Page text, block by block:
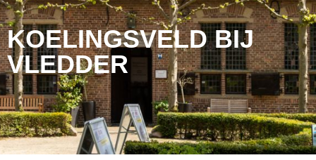
KOELINGSVELD BIJ
VLEDDER